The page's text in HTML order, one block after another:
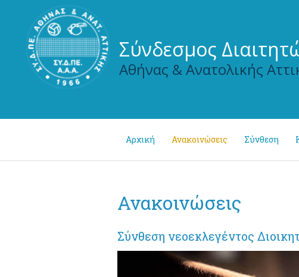
Σύνδεσμος
Αθήνας & Ανατολικής
Αρχική Ανακοινώσεις Σύνθεση
Ανακοινώσεις
Σύνθεση νεοεκλεγέντος